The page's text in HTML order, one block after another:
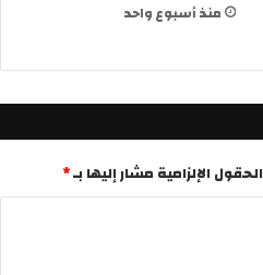
منذ أسبوع واحد
الحقول الإلزامية مشار إليها بـ*